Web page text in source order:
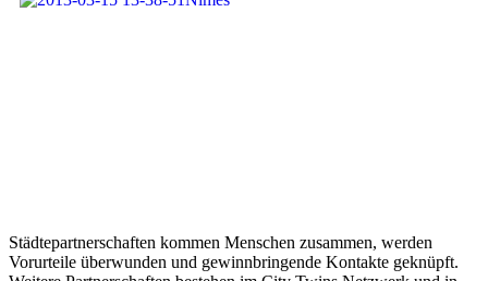
Städtepartnerschaften kommen Menschen zusammen, werden
Vorurteile überwunden und gewinnbringende Kontakte geknüpft.